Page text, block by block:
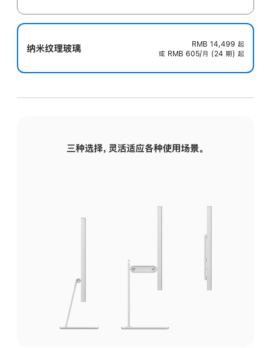
纳米纹理玻璃 RMB 14,499 起
或 RMB 605/月 (24 期) 起
三种选择，灵活适应各种使用场景。